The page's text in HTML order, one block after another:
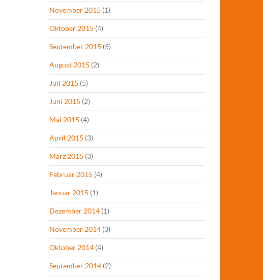
November 2015 (1)
Oktober 2015 (4)
September 2015 (5)
August 2015 (2)
Juli 2015 (5)
Juni 2015 (2)
Mai 2015 (4)
April 2015 (3)
März 2015 (3)
Februar 2015 (4)
Januar 2015 (1)
Dezember 2014 (1)
November 2014 (3)
Oktober 2014 (4)
September 2014 (2)